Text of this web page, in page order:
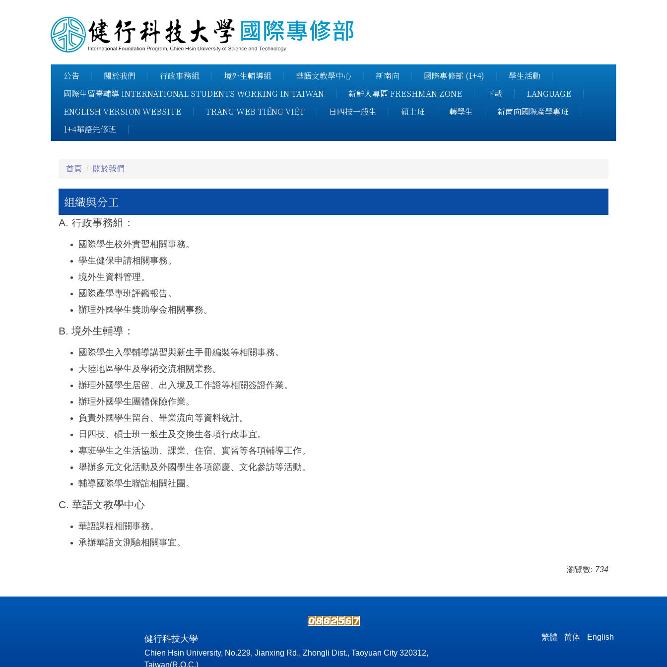
公告 關於我們 行政事務組 境外生輔導組 華語文教學中心 新南向 國際專修部 (1+4)
學生活動
國際生留臺輔導 INTERNATIONAL STUDENTS WORKING IN TAIWAN
新鮮人專區 FRESHMAN ZONE 下載
LANGUAGE
ENGLISH VERSION WEBSITE
TRANG WEB TIẾNG VIỆT 日四技一般生 碩士班 轉學生
新南向國際產學專班
1+4華語先修班
首頁 關於我們
組織與分工
A. 行政事務組：
國際學生校外實習相關事務。
學生健保申請相關事務。
境外生資料管理。
國際產學專班評鑑報告。
辦理外國學生獎助學金相關事務。
B. 境外生輔導：
國際學生入學輔導講習與新生手冊編製等相關事務。
大陸地區學生及學術交流相關業務。
辦理外國學生居留、出入境及工作證等相關簽證作業。
辦理外國學生團體保險作業。
負責外國學生留台、畢業流向等資料統計。
日四技、碩士班一般生及交換生各項行政事宜。
專班學生之生活協助、課業、住宿、實習等各項輔導工作。
舉辦多元文化活動及外國學生各項節慶、文化參訪等活動。
輔導國際學生聯誼相關社團。
C. 華語文教學中心
華語課程相關事務。
承辦華語文測驗相關事宜。
瀏覽數: 734
繁體 简体 English
健行科技大學
Chien Hsin University, No.229, Jianxing Rd., Zhongli Dist., Taoyuan City 320312,
Taiwan(R.O.C.)